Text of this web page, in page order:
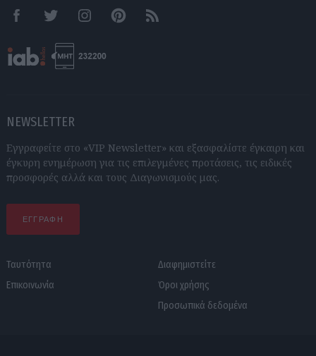
FacebookTwitter InstagramPinterestRSS feeds
NEWSLETTER
Εγγραφείτε στο «VIP Newsletter» και εξασφαλίστε έγκαιρη και
έγκυρη ενημέρωση για τις επιλεγμένες προτάσεις, τις ειδικές
προσφορές αλλά και τους Διαγωνισμούς μας.
ΕΓΓΡΑΦΗ
Ταυτότητα
Επικοινωνία
Διαφημιστείτε
Όροι χρήσης
Προσωπικά δεδομένα